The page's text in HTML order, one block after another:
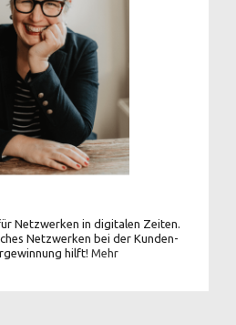
Netzwerken in digitalen Zeiten.
Netzwerken bei der Kunden-
hilft! Mehr